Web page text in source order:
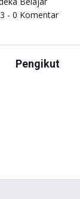
- 0 Komentar
Pengikut